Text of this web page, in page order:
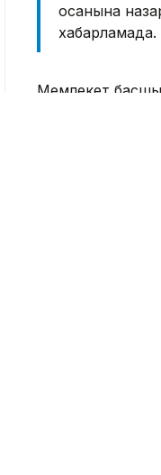
қосқанына
хабарламада.
Мемлекет